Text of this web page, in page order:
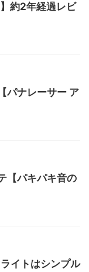
約2年経過レビ
パナレーサー ア
【パキパキ音の
イトはシンプル